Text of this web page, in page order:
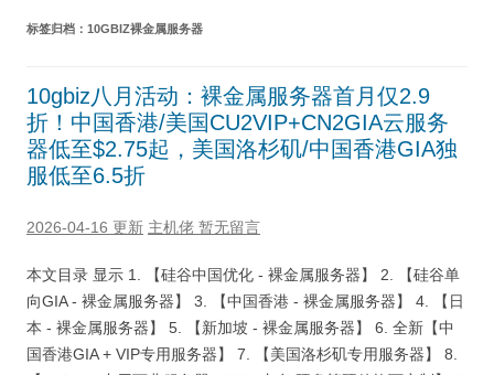
标签归档： 10GBIZ裸金属服务器
10gbiz八月活动：裸金属服务器首月仅2.9
折！中国香港/美国CU2VIP+CN2GIA云服务
器低至$2.75起，美国洛杉矶/中国香港GIA独
服低至6.5折
2026-04-16 更新 主机佬 暂无留言
本文目录 显示 1. 【硅谷中国优化 - 裸金属服务器】 2. 【硅谷单
向GIA - 裸金属服务器】 3. 【中国香港 - 裸金属服务器】 4. 【日
本 - 裸金属服务器】 5. 【新加坡 - 裸金属服务器】 6. 全新【中
国香港GIA + VIP专用服务器】 7. 【美国洛杉矶专用服务器】 8.